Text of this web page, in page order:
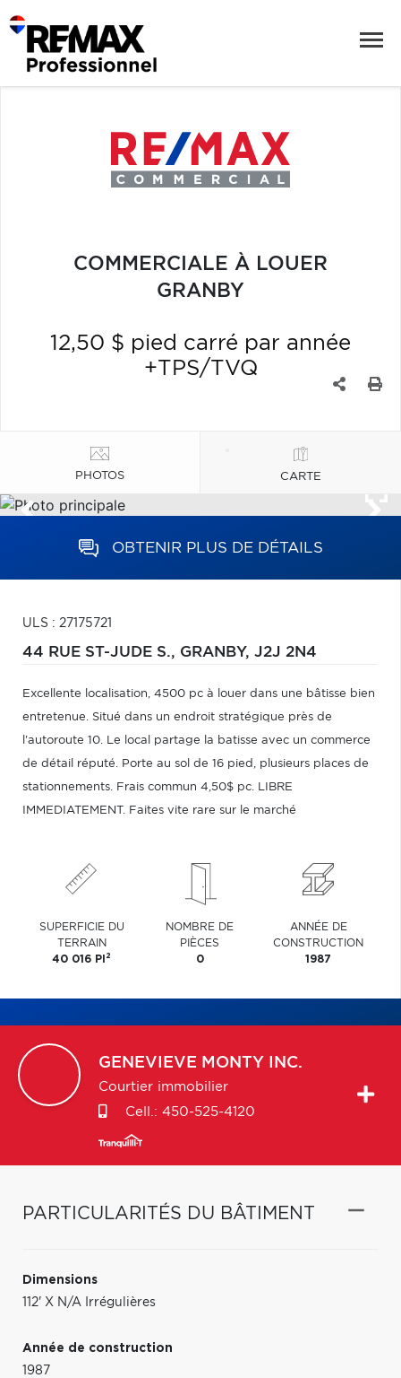
COMMERCIALE À LOUER
GRANBY
12,50 $ pied carré par année
+TPS/TVQ
PHOTOS CARTE
OBTENIR PLUS DE DÉTAILS
ULS : 27175721
44 RUE ST-JUDE S., GRANBY, J2J 2N4
Excellente localisation, 4500 pc à louer dans une bâtisse bien
entretenue. Situé dans un endroit stratégique près de
l'autoroute 10. Le local partage la batisse avec un commerce
de détail réputé. Porte au sol de 16 pied, plusieurs places de
stationnements. Frais commun 4,50$ pc. LIBRE
IMMEDIATEMENT. Faites vite rare sur le marché
SUPERFICIE DU
TERRAIN
40 016 PI 2
NOMBRE DE
PIÈCES
0
ANNÉE DE
CONSTRUCTION
1987
GENEVIEVE MONTY INC.
Courtier immobilier
Cell.: 450-525-4120
PARTICULARITÉS DU BÂTIMENT
Dimensions
112' X N/A Irrégulières
Année de construction
1987